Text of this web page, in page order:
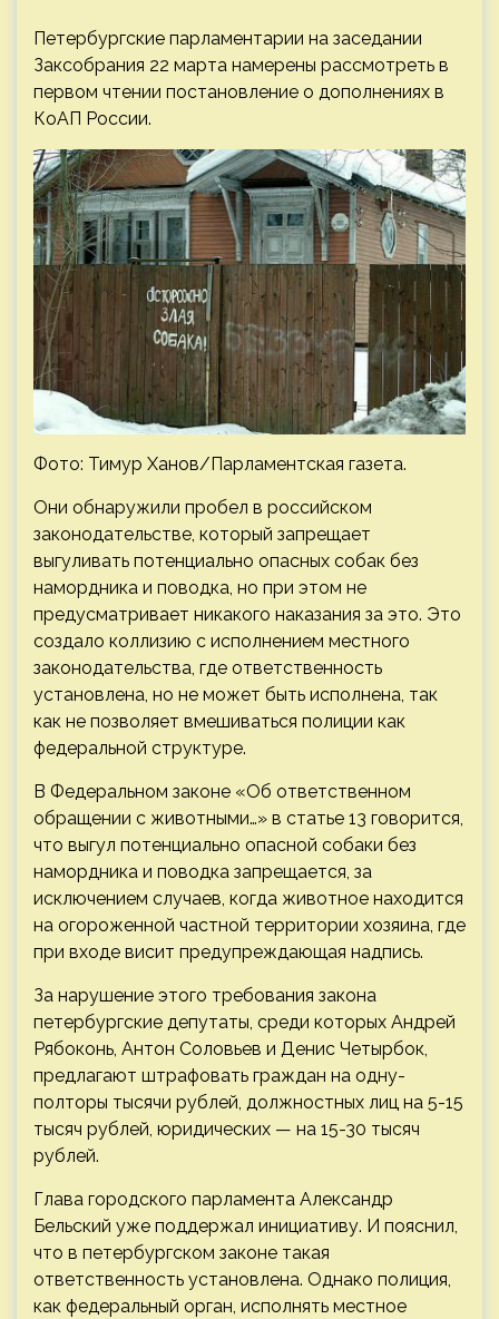
Петербургские парламентарии на заседании
Заксобрания 22 марта намерены рассмотреть в
первом чтении постановление о дополнениях в
КоАП России.
Фото: Тимур Ханов/Парламентская газета.
Они обнаружили пробел в российском
законодательстве, который запрещает
выгуливать потенциально опасных собак без
намордника и поводка, но при этом не
предусматривает никакого наказания за это. Это
создало коллизию с исполнением местного
законодательства, где ответственность
установлена, но не может быть исполнена, так
как не позволяет вмешиваться полиции как
федеральной структуре.
В Федеральном законе «Об ответственном
обращении с животными…» в статье 13 говорится,
что выгул потенциально опасной собаки без
намордника и поводка запрещается, за
исключением случаев, когда животное находится
на огороженной частной территории хозяина, где
при входе висит предупреждающая надпись.
За нарушение этого требования закона
петербургские депутаты, среди которых Андрей
Рябоконь, Антон Соловьев и Денис Четырбок,
предлагают штрафовать граждан на одну-
полторы тысячи рублей, должностных лиц на 5-15
тысяч рублей, юридических — на 15-30 тысяч
рублей.
Глава городского парламента Александр
Бельский уже поддержал инициативу. И пояснил,
что в петербургском законе такая
ответственность установлена. Однако полиция,
как федеральный орган, исполнять местное